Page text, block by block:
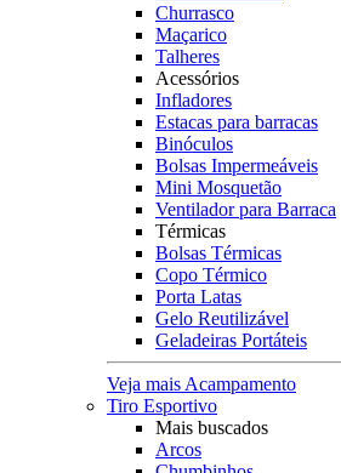
Churrasco
Maçarico
Talheres
Acessórios
Infladores
Estacas para barracas
Binóculos
Bolsas Impermeáveis
Mini Mosquetão
Ventilador para Barraca
Térmicas
Bolsas Térmicas
Copo Térmico
Porta Latas
Gelo Reutilizável
Geladeiras Portáteis
Veja mais Acampamento
Tiro Esportivo
Mais buscados
Arcos